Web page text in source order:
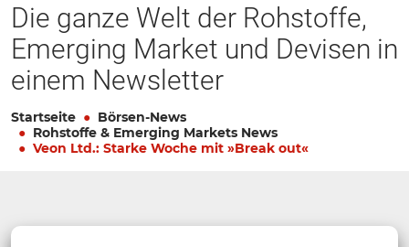
Die ganze Welt der Rohstoffe,
Emerging Market und Devisen in
einem Newsletter
Startseite
Börsen-News
Rohstoffe & Emerging Markets News
Veon Ltd.: Starke Woche mit »Break out«